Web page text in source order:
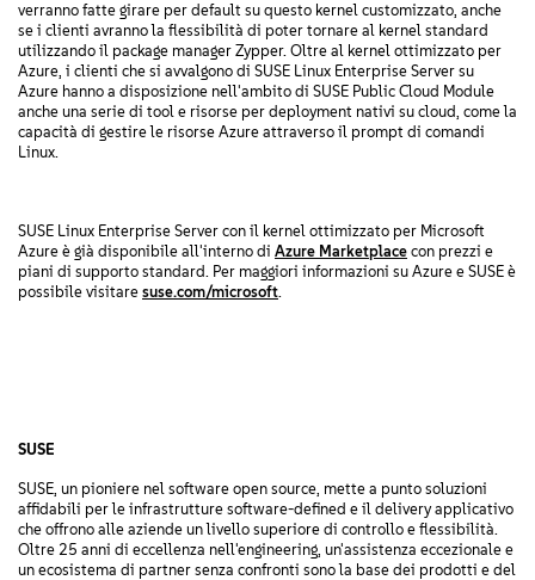
verranno fatte girare per default su questo kernel customizzato, anche
se i clienti avranno la flessibilità di poter tornare al kernel standard
utilizzando il package manager Zypper. Oltre al kernel ottimizzato per
Azure, i clienti che si avvalgono di SUSE Linux Enterprise Server su
Azure hanno a disposizione nell'ambito di SUSE Public Cloud Module
anche una serie di tool e risorse per deployment nativi su cloud, come la
capacità di gestire le risorse Azure attraverso il prompt di comandi
Linux.
SUSE Linux Enterprise Server con il kernel ottimizzato per Microsoft
Azure è già disponibile all'interno di Azure Marketplace con prezzi e
piani di supporto standard. Per maggiori informazioni su Azure e SUSE è
possibile visitare suse.com/microsoft.
SUSE
SUSE, un pioniere nel software open source, mette a punto soluzioni
affidabili per le infrastrutture software-defined e il delivery applicativo
che offrono alle aziende un livello superiore di controllo e flessibilità.
Oltre 25 anni di eccellenza nell'engineering, un'assistenza eccezionale e
un ecosistema di partner senza confronti sono la base dei prodotti e del